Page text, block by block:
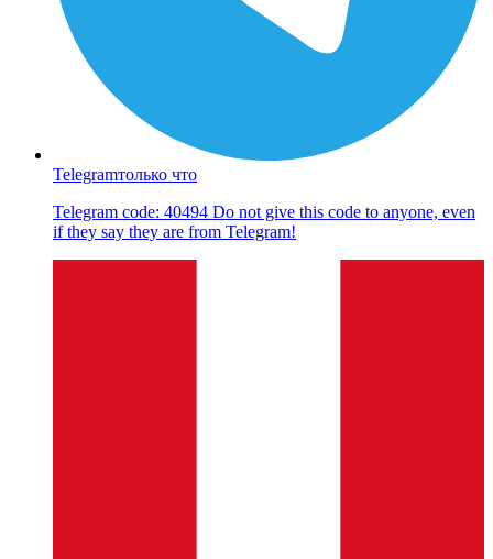
Telegramтолько что
Telegram code: 40494 Do not give this code to anyone, even
if they say they are from Telegram!